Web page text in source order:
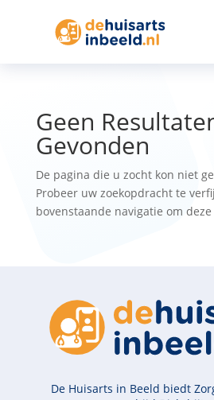
Geen
Gevonden
De pagina die u zocht kon niet
Probeer uw zoekopdracht te
bovenstaande navigatie om
De Huisarts in Beeld biedt